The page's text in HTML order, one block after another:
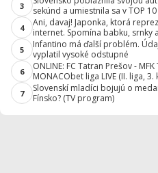
3
sekúnd a umiestnila sa v TOP 10
4
Ani, davaj! Japonka, ktorá
internet. Spomína babku, srnky
5
Infantino má ďalší problém.
vyplatil vysoké odstupné
6
ONLINE: FC Tatran Prešov -
MONACObet liga LIVE (II. liga, 3.
7
Slovenskí mladíci bojujú o
Fínsko? (TV program)